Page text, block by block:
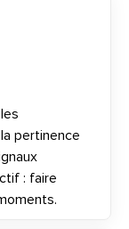
pertinence
: faire